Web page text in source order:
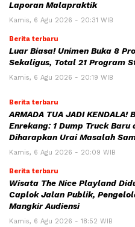
Laporan Malapraktik
Kamis, 6 Agu 2026 - 20:31 WIB
Berita terbaru
Luar Biasa! Unimen Buka 8
Sekaligus, Total 21 Program
Kamis, 6 Agu 2026 - 20:19 WIB
Berita terbaru
ARMADA TUA JADI KENDALA!
Enrekang: 1 Dump Truck Baru
Diharapkan Urai Masalah
Kamis, 6 Agu 2026 - 20:09 WIB
Berita terbaru
Wisata The Nice Playland
Caplok Jalan Publik,
Mangkir Audiensi
Kamis, 6 Agu 2026 - 18:52 WIB